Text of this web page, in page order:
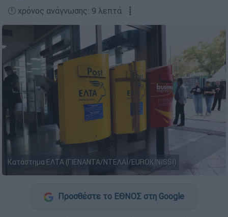
🕛 χρόνος ανάγνωσης: 9 λεπτά ┋
Κατάστημα ΕΛΤΑ (ΓΙΕΝΑΝΤΑ/ΝΤΕΛΑΪ/EUROKINISSI)
Προσθέστε το ΕΘΝΟΣ στη Google